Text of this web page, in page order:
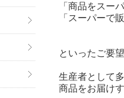
「商品をスー
「スーパーで
といったご要
生産者として
商品をお届け